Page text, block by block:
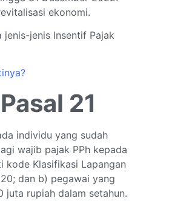
ekonomi.
jenis Insentif Pajak
21
individu yang sudah
wajib pajak PPh kepada
Klasifikasi Lapangan
dan b) pegawai yang
rupiah dalam setahun.